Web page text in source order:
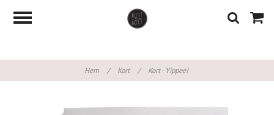
Hem / Kort / Kort - Yippee!